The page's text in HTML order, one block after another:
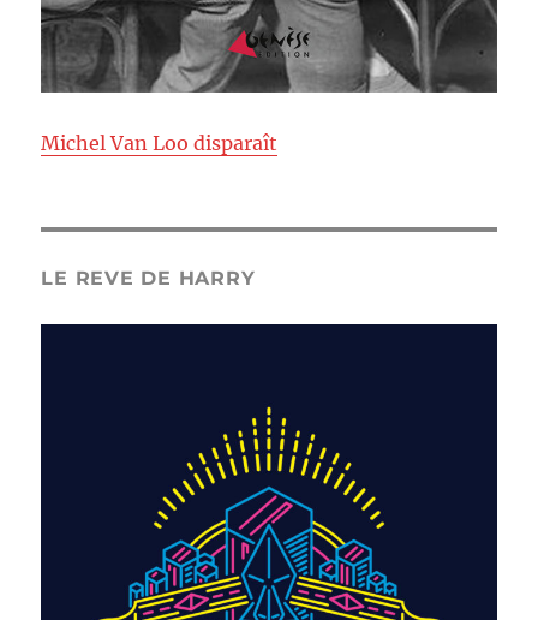
Michel Van Loo disparaît
LE REVE DE HARRY